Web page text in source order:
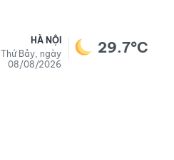
HÀ NỘI
Thứ Bảy, ngày
08/08/2026
29.7°C